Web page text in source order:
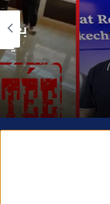
مراكش
سرقة